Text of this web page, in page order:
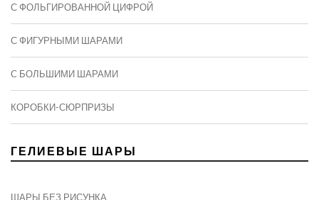
С ФОЛЬГИРОВАННОЙ ЦИФРОЙ
С ФИГУРНЫМИ ШАРАМИ
C БОЛЬШИМИ ШАРАМИ
КОРОБКИ-СЮРПРИЗЫ
ГЕЛИЕВЫЕ ШАРЫ
ШАРЫ БЕЗ РИСУНКА